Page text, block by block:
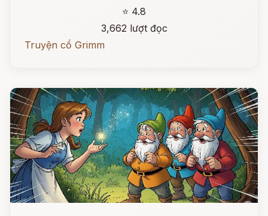
⭐ 4.8
3,662 lượt đọc
Truyện cổ Grimm